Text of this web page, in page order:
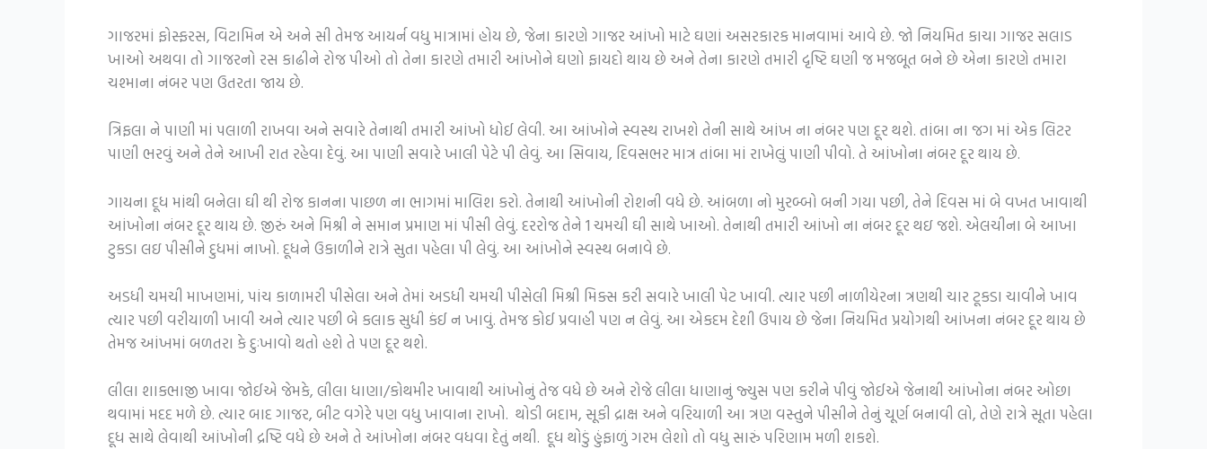
ગાજરમાં ફોસ્ફરસ, વિટામિન એ અને સી તેમજ આયર્ન વધુ માત્રામાં હોય છે, જેના કારણે ગાજર આંખો માટે ઘણાં અસરકારક માનવામાં આવે છે. જો નિયમિત કાચા ગાજર સલાડ
ખાઓ અથવા તો ગાજરનો રસ કાઢીને રોજ પીઓ તો તેના કારણે તમારી આંખોને ઘણો ફાયદો થાય છે અને તેના કારણે તમારી દૃષ્ટિ ઘણી જ મજબૂત બને છે એના કારણે તમારા
ચશ્માના નંબર પણ ઉતરતા જાય છે.
ત્રિફલા ને પાણી માં પલાળી રાખવા અને સવારે તેનાથી તમારી આંખો ધોઈ લેવી. આ આંખોને સ્વસ્થ રાખશે તેની સાથે આંખ ના નંબર પણ દૂર થશે. તાંબા ના જગ માં એક લિટર
પાણી ભરવું અને તેને આખી રાત રહેવા દેવું. આ પાણી સવારે ખાલી પેટે પી લેવું. આ સિવાય, દિવસભર માત્ર તાંબા માં રાખેલું પાણી પીવો. તે આંખોના નંબર દૂર થાય છે.
ગાયના દૂધ માંથી બનેલા ઘી થી રોજ કાનના પાછળ ના ભાગમાં માલિશ કરો. તેનાથી આંખોની રોશની વધે છે. આંબળા નો મુરબ્બો બની ગયા પછી, તેને દિવસ માં બે વખત ખાવાથી
આંખોના નંબર દૂર થાય છે. જીરું અને મિશ્રી ને સમાન પ્રમાણ માં પીસી લેવું. દરરોજ તેને 1 ચમચી ઘી સાથે ખાઓ. તેનાથી તમારી આંખો ના નંબર દૂર થઇ જશે. એલચીના બે આખા
ટુકડા લઇ પીસીને દુધમાં નાખો. દૂધને ઉકાળીને રાત્રે સુતા પહેલા પી લેવું. આ આંખોને સ્વસ્થ બનાવે છે.
અડધી ચમચી માખણમાં, પાંચ કાળામરી પીસેલા અને તેમાં અડધી ચમચી પીસેલી મિશ્રી મિક્સ કરી સવારે ખાલી પેટ ખાવી. ત્યાર પછી નાળીયેરના ત્રણથી ચાર ટૂકડા ચાવીને ખાવ
ત્યાર પછી વરીયાળી ખાવી અને ત્યાર પછી બે કલાક સુધી કંઈ ન ખાવું. તેમજ કોઈ પ્રવાહી પણ ન લેવું. આ એકદમ દેશી ઉપાય છે જેના નિયમિત પ્રયોગથી આંખના નંબર દૂર થાય છે
તેમજ આંખમાં બળતરા કે દુઃખાવો થતો હશે તે પણ દૂર થશે.
લીલા શાકભાજી ખાવા જોઈએ જેમકે, લીલા ધાણા/કોથમીર ખાવાથી આંખોનું તેજ વધે છે અને રોજે લીલા ધાણાનું જ્યુસ પણ કરીને પીવું જોઈએ જેનાથી આંખોના નંબર ઓછા
થવામાં મદદ મળે છે. ત્યાર બાદ ગાજર, બીટ વગેરે પણ વધુ ખાવાના રાખો. થોડી બદામ, સૂકી દ્રાક્ષ અને વરિયાળી આ ત્રણ વસ્તુને પીસીને તેનું ચૂર્ણ બનાવી લો, તેણે રાત્રે સૂતા પહેલા
દૂધ સાથે લેવાથી આંખોની દ્રષ્ટિ વધે છે અને તે આંખોના નંબર વધવા દેતું નથી. દૂધ થોડું હુંફાળું ગરમ લેશો તો વધુ સારું પરિણામ મળી શકશે.